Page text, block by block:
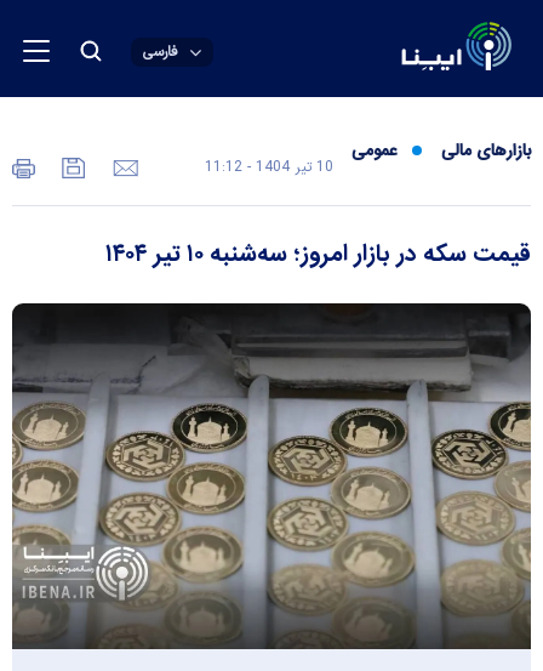
فارسی
بازارهای مالی عمومی
10 تير 1404 - 11:12
قیمت سکه در بازار امروز؛ سه‌شنبه ۱۰ تیر ۱۴۰۴